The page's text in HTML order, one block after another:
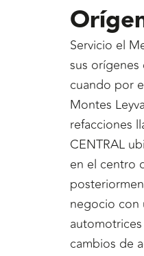
Servicio el
sus
cuando por
Montes
refacciones
CENTRAL
en el centro
negocio con
cambios de